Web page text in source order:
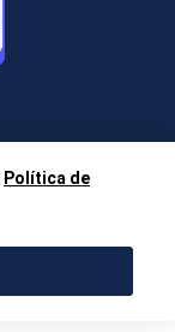
Política de